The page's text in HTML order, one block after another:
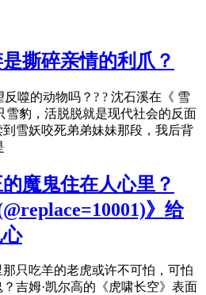
撕碎亲情的利爪？
反噬的动物吗？? ? 沈石溪在《 雪
雪豹，活脱脱就是现代社会的反面
雪妖咬死弟弟妹妹那段，我后背
魔鬼住在人心里？
》给
只吃羊的老虎或许不可怕，可怕
吉姆·凯尔高的《虎啸长空》表面